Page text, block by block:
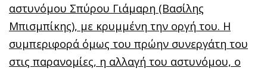
αστυνόμου Σπύρου Γιάμαρη (Βασίλης
Μπισμπίκης), με κρυμμένη την οργή του. Η
συμπεριφορά όμως του πρώην συνεργάτη του
στις παρανομίες, η αλλαγή του αστυνόμου, ο